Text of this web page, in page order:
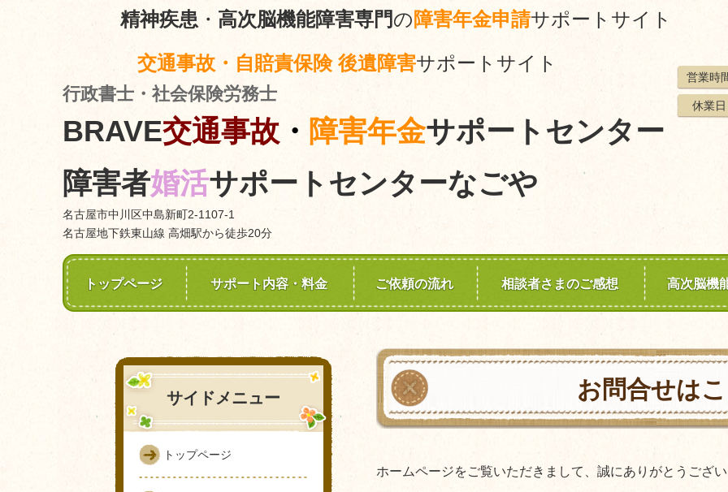
精神疾患 ・ 高次脳機能障害専門の障害年金申請サポートサイト
交通事故・自賠責保険 後遺障害サポートサイト
行政書士・社会保険労務士
BRAVE交通事故・ 障害年金サポートセンター
障害者婚活サポートセンターなごや
名古屋市中川区中島新町2-1107-1
名古屋地下鉄東山線 高畑駅から徒歩20分
営業時
休業日
トップページ サポート内容・料金 ご依頼の流れ 相談者さまのご感想 高次脳機
お問合せは
ホームページをご覧いただきまして、誠にありがとうござ
サイドメニュー
トップページ